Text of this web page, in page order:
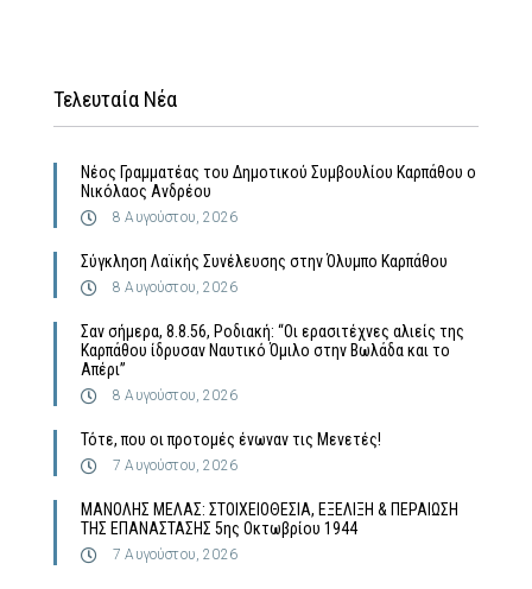
Τελευταία Νέα
Νέος Γραμματέας του Δημοτικού Συμβουλίου Καρπάθου ο
Νικόλαος Ανδρέου
8 Αυγούστου, 2026
Σύγκληση Λαϊκής Συνέλευσης στην Όλυμπο Καρπάθου
8 Αυγούστου, 2026
Σαν σήμερα, 8.8.56, Ροδιακή: “Οι ερασιτέχνες αλιείς της
Καρπάθου ίδρυσαν Ναυτικό Όμιλο στην Βωλάδα και το
Απέρι”
8 Αυγούστου, 2026
Τότε, που οι προτομές ένωναν τις Μενετές!
7 Αυγούστου, 2026
MΑΝΟΛΗΣ ΜΕΛΑΣ: ΣΤΟΙΧΕΙΟΘΕΣΙΑ, ΕΞΕΛΙΞΗ & ΠΕΡΑΙΩΣΗ
ΤΗΣ ΕΠΑΝΑΣΤΑΣΗΣ 5ης Οκτωβρίου 1944
7 Αυγούστου, 2026